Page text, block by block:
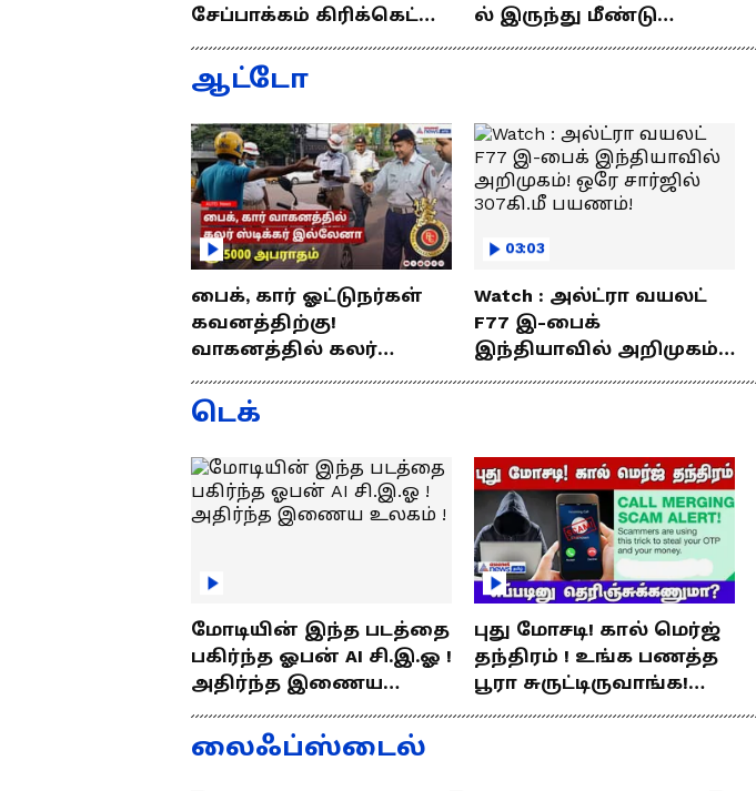
சேப்பாக்கம் கிரிக்கெட்
மைதானத்திற்கு
வெடிகுண்டு மிரட்டல்!
ல் இருந்து மீண்டு
வெற்றி கண்டது- தமிழ்
ஆட்டோ
பைக், கார் ஓட்டுநர்கள்
கவனத்திற்கு!
வாகனத்தில் கலர்
ஸ்டிக்கர் இல்லேனா
ரூ.5000 அபராதம் !
03:03
Watch : அல்ட்ரா வயலட்
F77 இ-பைக்
இந்தியாவில் அறிமுகம்!
ஒரே சார்ஜில் 307கி.மீ
டெக்
மோடியின் இந்த படத்தை
பகிர்ந்த ஓபன் AI சி.இ.ஓ !
அதிர்ந்த இணைய
உலகம் !
புது மோசடி! கால் மெர்ஜ்
தந்திரம் ! உங்க பணத்த
பூரா சுருட்டிருவாங்க!
எப்படினு
லைஃப்ஸ்டைல்